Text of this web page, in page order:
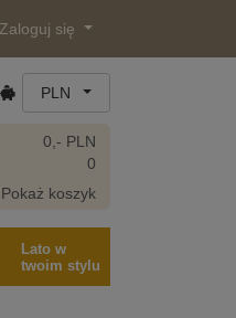
Zaloguj się
PLN
0,- PLN
0
koszyk
Lato w
twoim stylu